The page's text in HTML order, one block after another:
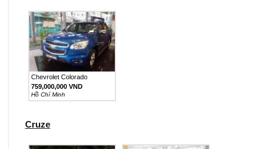
Chevrolet Colorado
759,000,000 VND
Hồ Chí Minh
Cruze